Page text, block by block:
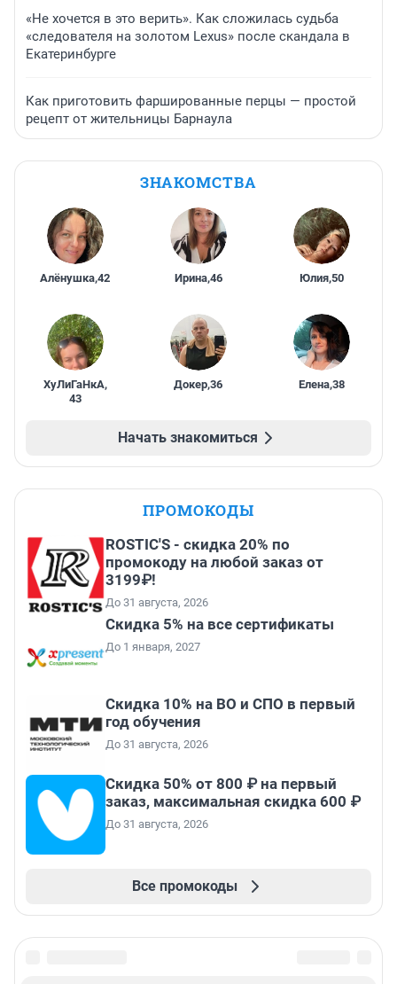
«Не хочется в это верить». Как сложилась судьба
«следователя на золотом Lexus» после скандала в
Екатеринбурге
Как приготовить фаршированные перцы — простой
рецепт от жительницы Барнаула
ЗНАКОМСТВА
Алёнушка,42 Ирина,46 Юлия,50
ХуЛиГаНкА,
43
Докер,36 Елена,38
Начать знакомиться
ПРОМОКОДЫ
ROSTIC'S - скидка 20% по
промокоду на любой заказ от
3199₽!
До 31 августа, 2026
Скидка 5% на все сертификаты
До 1 января, 2027
Скидка 10% на ВО и СПО в первый
год обучения
До 31 августа, 2026
Скидка 50% от 800 ₽ на первый
заказ, максимальная скидка 600 ₽
До 31 августа, 2026
Все промокоды